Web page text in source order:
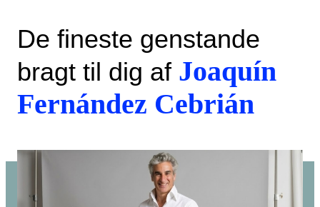
De fineste genstande
bragt til dig af Joaquín
Fernández Cebrián